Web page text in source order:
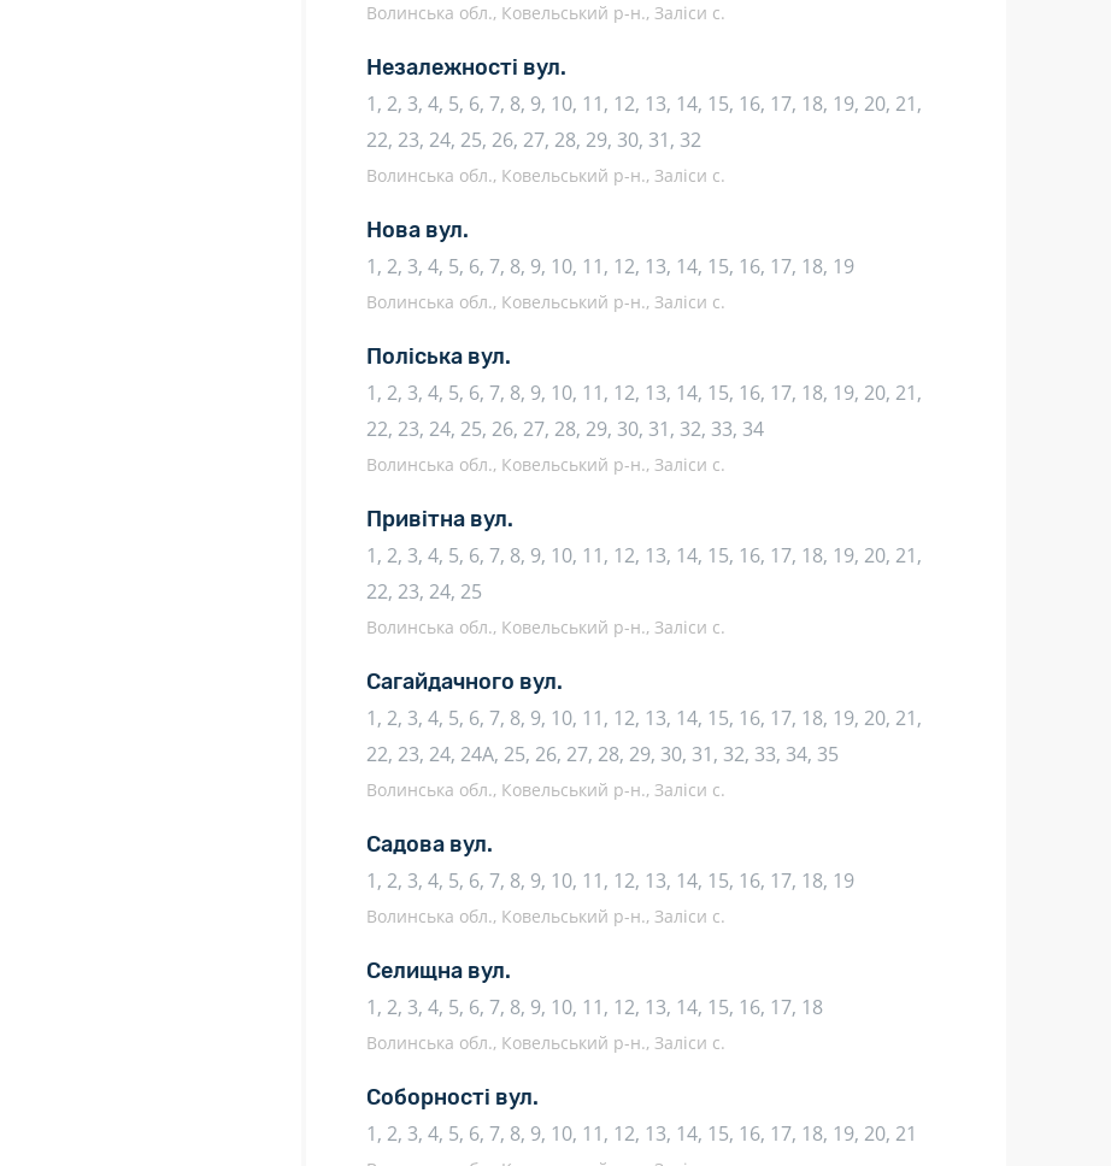
Волинська обл., Ковельський р-н., Заліси с.
Незалежності вул.
1, 2, 3, 4, 5, 6, 7, 8, 9, 10, 11, 12, 13, 14, 15, 16, 17, 18, 19, 20, 21,
22, 23, 24, 25, 26, 27, 28, 29, 30, 31, 32
Волинська обл., Ковельський р-н., Заліси с.
Нова вул.
1, 2, 3, 4, 5, 6, 7, 8, 9, 10, 11, 12, 13, 14, 15, 16, 17, 18, 19
Волинська обл., Ковельський р-н., Заліси с.
Поліська вул.
1, 2, 3, 4, 5, 6, 7, 8, 9, 10, 11, 12, 13, 14, 15, 16, 17, 18, 19, 20, 21,
22, 23, 24, 25, 26, 27, 28, 29, 30, 31, 32, 33, 34
Волинська обл., Ковельський р-н., Заліси с.
Привітна вул.
1, 2, 3, 4, 5, 6, 7, 8, 9, 10, 11, 12, 13, 14, 15, 16, 17, 18, 19, 20, 21,
22, 23, 24, 25
Волинська обл., Ковельський р-н., Заліси с.
Сагайдачного вул.
1, 2, 3, 4, 5, 6, 7, 8, 9, 10, 11, 12, 13, 14, 15, 16, 17, 18, 19, 20, 21,
22, 23, 24, 24А, 25, 26, 27, 28, 29, 30, 31, 32, 33, 34, 35
Волинська обл., Ковельський р-н., Заліси с.
Садова вул.
1, 2, 3, 4, 5, 6, 7, 8, 9, 10, 11, 12, 13, 14, 15, 16, 17, 18, 19
Волинська обл., Ковельський р-н., Заліси с.
Селищна вул.
1, 2, 3, 4, 5, 6, 7, 8, 9, 10, 11, 12, 13, 14, 15, 16, 17, 18
Волинська обл., Ковельський р-н., Заліси с.
Соборності вул.
1, 2, 3, 4, 5, 6, 7, 8, 9, 10, 11, 12, 13, 14, 15, 16, 17, 18, 19, 20, 21